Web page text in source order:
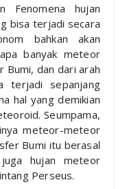
Fenomena hujan
bisa terjadi secara
bahkan akan
banyak meteor
Bumi, dan dari arah
terjadi sepanjang
hal yang demikian
Seumpama,
meteor-meteor
Bumi itu berasal
hujan meteor
Perseus.